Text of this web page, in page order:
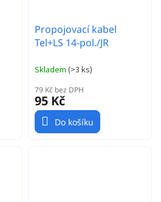
Propojovací kabel
Tel+LS 14-pol./JR
Skladem (>3 ks)
79 Kč bez DPH
95 Kč
Do košíku